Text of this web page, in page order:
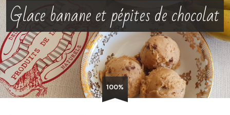
Glace banane et pépites de chocolat
100%